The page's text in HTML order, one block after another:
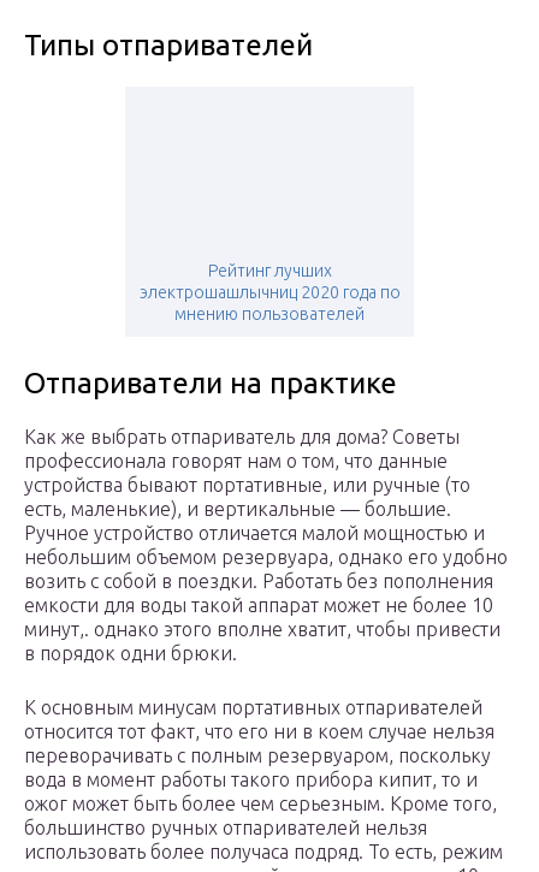
Типы отпаривателей
Рейтинг лучших
электрошашлычниц 2020 года по
мнению пользователей
Отпариватели на практике
Как же выбрать отпариватель для дома? Советы
профессионала говорят нам о том, что данные
устройства бывают портативные, или ручные (то
есть, маленькие), и вертикальные — большие.
Ручное устройство отличается малой мощностью и
небольшим объемом резервуара, однако его удобно
возить с собой в поездки. Работать без пополнения
емкости для воды такой аппарат может не более 10
минут,. однако этого вполне хватит, чтобы привести
в порядок одни брюки.
К основным минусам портативных отпаривателей
относится тот факт, что его ни в коем случае нельзя
переворачивать с полным резервуаром, поскольку
вода в момент работы такого прибора кипит, то и
ожог может быть более чем серьезным. Кроме того,
большинство ручных отпаривателей нельзя
использовать более получаса подряд. То есть, режим